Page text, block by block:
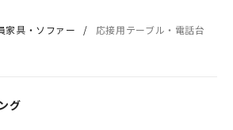
家具・ソファー 応接用テーブル・電話台
グ